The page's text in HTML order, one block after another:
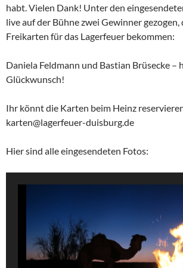
habt. Vielen Dank! Unter den
live auf der Bühne zwei Gewinner gezogen,
Freikarten für das Lagerfeuer bekommen:
Daniela Feldmann und Bastian Brüsecke –
Glückwunsch!
Ihr könnt die Karten beim Heinz
karten@lagerfeuer-duisburg.de
Hier sind alle eingesendeten Fotos: